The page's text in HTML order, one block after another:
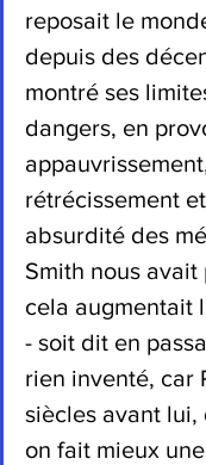
reposait le
depuis des
montré ses
dangers, en
rétrécissement
absurdité des
Smith nous avait
cela augmentait
- soit dit en
rien inventé, car
siècles avant lui,
on fait mieux